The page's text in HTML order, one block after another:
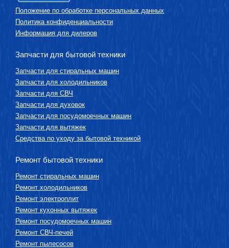
Положение по обработке персональных данных
Политика конфиденциальности
Информация для дилеров
Запчасти для бытовой техники
Запчасти для стиральных машин
Запчасти для холодильников
Запчасти для СВЧ
Запчасти для духовок
Запчасти для посудомоечных машин
Запчасти для вытяжек
Средства по уходу за бытовой техникой
Ремонт бытовой техники
Ремонт стиральных машин
Ремонт холодильников
Ремонт электроплит
Ремонт кухонных вытяжек
Ремонт посудомоечных машин
Ремонт СВЧ-печей
Ремонт пылесосов